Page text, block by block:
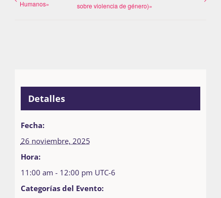
Humanos» sobre violencia de género)»
Detalles
Fecha:
26 noviembre, 2025
Hora:
11:00 am - 12:00 pm UTC-6
Categorías del Evento: